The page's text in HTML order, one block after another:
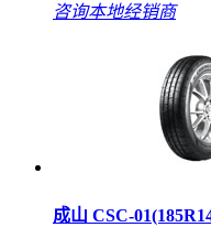
咨询本地经销商
成山 CSC-